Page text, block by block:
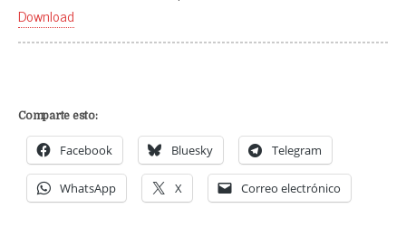
Download
Comparte esto:
Facebook Bluesky Telegram
WhatsApp X Correo electrónico